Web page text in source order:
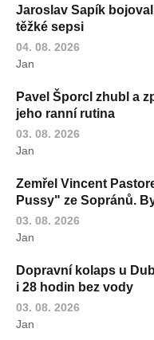
Jaroslav Sapík
těžké sepsi
04. 08. 2026
Jan
Pavel Šporcl zhubl a
jeho ranní rutina
03. 08. 2026
Jan
Zemřel Vincent
Pussy" ze Sopránů.
03. 08. 2026
Jan
Dopravní kolaps u
i 28 hodin bez vody
03. 08. 2026
Jan